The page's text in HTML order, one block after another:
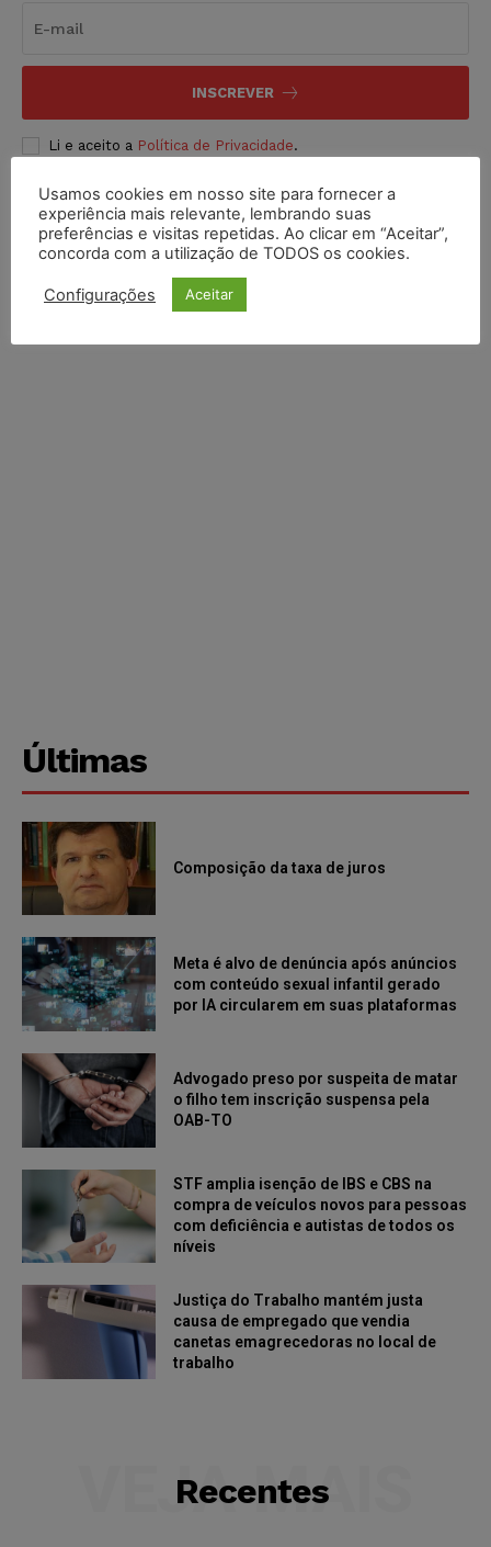
INSCREVER
Li e aceito a Política de Privacidade.
Últimas
Composição da taxa de juros
Meta é alvo de denúncia após anúncios
com conteúdo sexual infantil gerado
por IA circularem em suas plataformas
Advogado preso por suspeita de matar
o filho tem inscrição suspensa pela
OAB-TO
STF amplia isenção de IBS e CBS na
compra de veículos novos para pessoas
com deficiência e autistas de todos os
níveis
Justiça do Trabalho mantém justa
causa de empregado que vendia
canetas emagrecedoras no local de
trabalho
Recentes
VEJA MAIS
Usamos cookies em nosso site para fornecer a
experiência mais relevante, lembrando suas
preferências e visitas repetidas. Ao clicar em “Aceitar”,
concorda com a utilização de TODOS os cookies.
Configurações Aceitar